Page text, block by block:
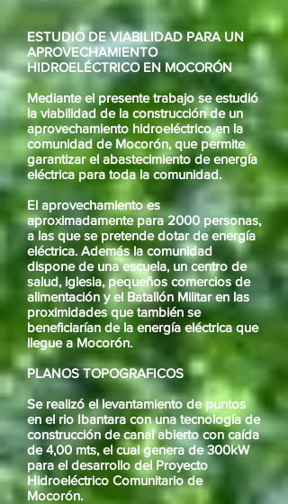
ESTUDIO DE VIABILIDAD PARA UN
APROVECHAMIENTO
HIDROELÉCTRICO EN MOCORÓN
Mediante el presente trabajo se estudió
la viabilidad de la construcción de un
aprovechamiento hidroeléctrico en la
comunidad de Mocorón, que permite
garantizar el abastecimiento de energía
eléctrica para toda la comunidad.
El aprovechamiento es
aproximadamente para 2000 personas,
a las que se pretende dotar de energía
eléctrica. Además la comunidad
dispone de una escuela, un centro de
salud, iglesia, pequeños comercios de
alimentación y el Batallón Militar en las
proximidades que también se
beneficiarían de la energía eléctrica que
llegue a Mocorón.
PLANOS TOPOGRAFICOS
Se realizó el levantamiento de puntos
en el rio Ibantara con una tecnología de
construcción de canal abierto con caída
de 4,00 mts, el cual genera de 300kW
para el desarrollo del Proyecto
Hidroeléctrico Comunitario de
Mocorón.